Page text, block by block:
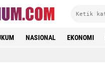
NASIONAL EKONOMI